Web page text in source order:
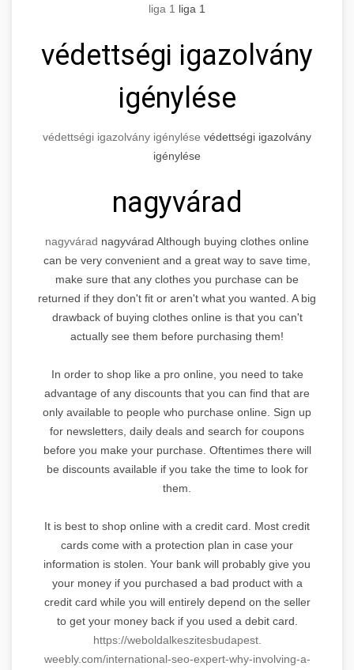
liga 1 liga 1
védettségi igazolvány
igénylése
védettségi igazolvány igénylése védettségi igazolvány
igénylése
nagyvárad
nagyvárad nagyvárad Although buying clothes online
can be very convenient and a great way to save time,
make sure that any clothes you purchase can be
returned if they don't fit or aren't what you wanted. A big
drawback of buying clothes online is that you can't
actually see them before purchasing them!
In order to shop like a pro online, you need to take
advantage of any discounts that you can find that are
only available to people who purchase online. Sign up
for newsletters, daily deals and search for coupons
before you make your purchase. Oftentimes there will
be discounts available if you take the time to look for
them.
It is best to shop online with a credit card. Most credit
cards come with a protection plan in case your
information is stolen. Your bank will probably give you
your money if you purchased a bad product with a
credit card while you will entirely depend on the seller
to get your money back if you used a debit card.
https://weboldalkeszitesbudapest.
weebly.com/international-seo-expert-why-involving-a-